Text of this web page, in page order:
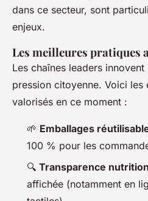
dans ce secteur, sont
enjeux.
Les meilleures pratiques
Les chaînes leaders
pression citoyenne. Voici les
valorisés en ce moment :
🌱 Emballages
100 % pour les
🔍 Transparence
affichée (notamment en